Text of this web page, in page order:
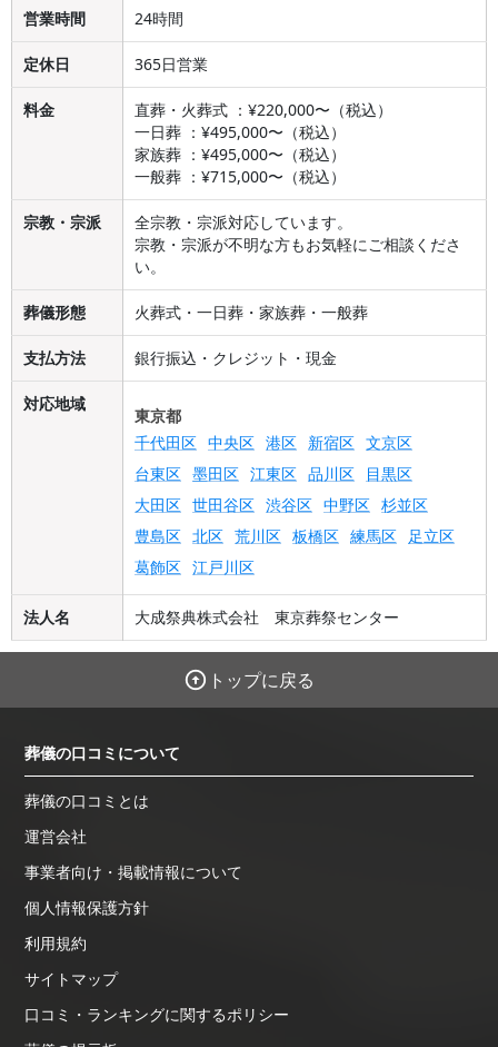
営業時間 24時間
定休日 365日営業
料金
直葬・火葬式 ：¥220,000〜（税込）
一日葬 ：¥495,000〜（税込）
家族葬 ：¥495,000〜（税込）
一般葬 ：¥715,000〜（税込）
宗教・宗派
全宗教・宗派対応しています。
宗教・宗派が不明な方もお気軽にご相談くださ
い。
葬儀形態 火葬式・一日葬・家族葬・一般葬
支払方法 銀行振込・クレジット・現金
対応地域
東京都
千代田区 中央区 港区 新宿区 文京区
台東区 墨田区 江東区 品川区
目黒区
大田区 世田谷区 渋谷区 中野区 杉並区
豊島区 北区 荒川区 板橋区 練馬区 足立区
葛飾区 江戸川区
法人名 大成祭典株式会社 東京葬祭センター
トップに戻る
葬儀の口コミについて
葬儀の口コミとは
運営会社
事業者向け・掲載情報について
個人情報保護方針
利用規約
サイトマップ
口コミ・ランキングに関するポリシー